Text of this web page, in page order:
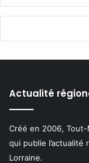
Actualité
Créé en 2006,
qui publie l’actualité
Lorraine.